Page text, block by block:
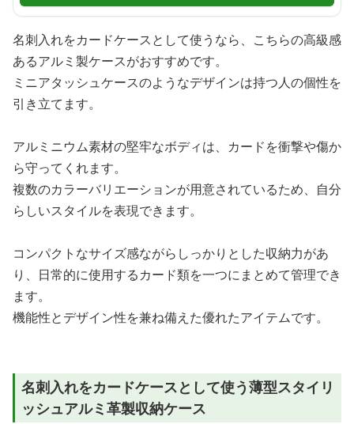
名刺入れをカードケースとして使うなら、こちらの高級感
あるアルミ製ケースがおすすめです。
ミニアタッシュケースのようなデザインは持つ人の個性を
引き立てます。
アルミニウム素材の堅牢なボディは、カードを衝撃や傷か
ら守ってくれます。
複数のカラーバリエーションが用意されているため、自分
らしいスタイルを表現できます。
コンパクトなサイズ感ながらしっかりとした収納力があ
り、日常的に使用するカード類を一つにまとめて管理でき
ます。
機能性とデザイン性を兼ね備えた優れたアイテムです。
名刺入れをカードケースとして使う薄型スタイリ
ッシュアルミ革製収納ケース